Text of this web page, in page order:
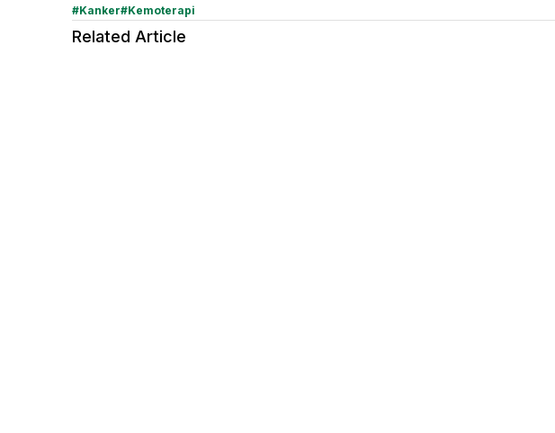
#Kanker#Kemoterapi
Related Article